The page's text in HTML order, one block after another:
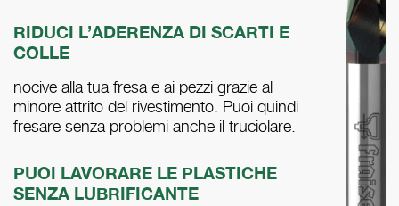
RIDUCI L’ADERENZA DI SCARTI E
COLLE
nocive alla tua fresa e ai pezzi grazie al
minore attrito del rivestimento. Puoi quindi
fresare senza problemi anche il truciolare.
PUOI LAVORARE LE PLASTICHE
SENZA LUBRIFICANTE